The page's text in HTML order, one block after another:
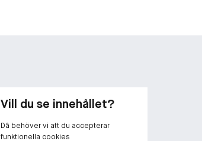
Vill du se innehållet?
Då behöver vi att du accepterar
funktionella cookies